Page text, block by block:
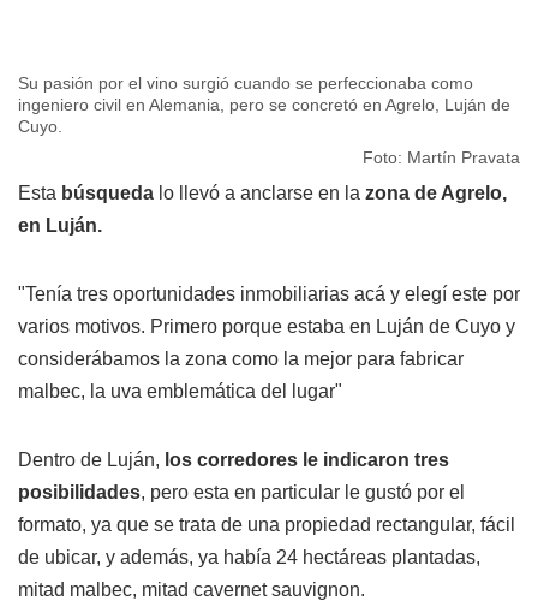
Su pasión por el vino surgió cuando se perfeccionaba como
ingeniero civil en Alemania, pero se concretó en Agrelo, Luján de
Cuyo.
Foto: Martín Pravata
Esta búsqueda lo llevó a anclarse en la zona de Agrelo,
en Luján.
"Tenía tres oportunidades inmobiliarias acá y elegí este por
varios motivos. Primero porque estaba en Luján de Cuyo y
considerábamos la zona como la mejor para fabricar
malbec, la uva emblemática del lugar"
Dentro de Luján, los corredores le indicaron tres
posibilidades, pero esta en particular le gustó por el
formato, ya que se trata de una propiedad rectangular, fácil
de ubicar, y además, ya había 24 hectáreas plantadas,
mitad malbec, mitad cavernet sauvignon.